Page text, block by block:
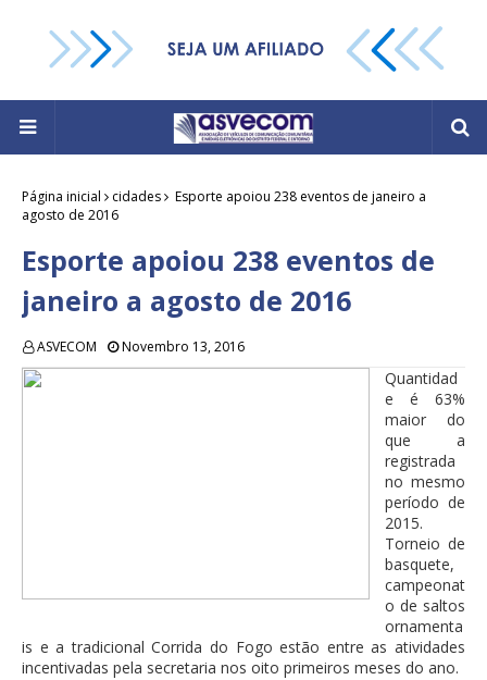
Página inicial cidades
Esporte apoiou 238 eventos de janeiro a
agosto de 2016
Esporte apoiou 238 eventos de
janeiro a agosto de 2016
ASVECOM Novembro 13, 2016
Quantidad
e é 63%
maior do
que a
registrada
no mesmo
período de
2015.
Torneio de
basquete,
campeonat
o de saltos
ornamenta
is e a tradicional Corrida do Fogo estão entre as atividades
incentivadas pela secretaria nos oito primeiros meses do ano.